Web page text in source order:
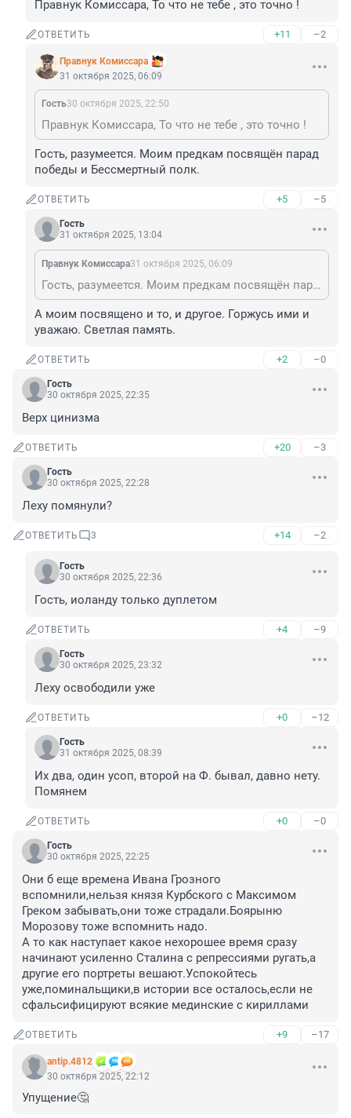
Правнук Комиссара, То что не тебе , это точно !
ОТВЕТИТЬ +11 –2
Правнук Комиссара
31 октября 2025, 06:09
Гость30 октября 2025, 22:50
Правнук Комиссара, То что не тебе , это точно !
Гость, разумеется. Моим предкам посвящён парад
победы и Бессмертный полк.
ОТВЕТИТЬ +5 –5
Гость
31 октября 2025, 13:04
Правнук Комиссара31 октября 2025, 06:09
Гость, разумеется. Моим предкам посвящён парад победы и Бессмертный полк.
А моим посвящено и то, и другое. Горжусь ими и
уважаю. Светлая память.
ОТВЕТИТЬ +2 –0
Гость
30 октября 2025, 22:35
Верх цинизма
ОТВЕТИТЬ +20 –3
Гость
30 октября 2025, 22:28
Леху помянули?
ОТВЕТИТЬ 3 +14 –2
Гость
30 октября 2025, 22:36
Гость, иоланду только дуплетом
ОТВЕТИТЬ +4 –9
Гость
30 октября 2025, 23:32
Леху освободили уже
ОТВЕТИТЬ +0 –12
Гость
31 октября 2025, 08:39
Их два, один усоп, второй на Ф. бывал, давно нету.
Помянем
ОТВЕТИТЬ +0 –0
Гость
30 октября 2025, 22:25
Они б еще времена Ивана Грозного
вспомнили,нельзя князя Курбского с Максимом
Греком забывать,они тоже страдали.Боярыню
Морозову тоже вспомнить надо.
А то как наступает какое нехорошее время сразу
начинают усиленно Сталина с репрессиями ругать,а
другие его портреты вешают.Успокойтесь
уже,поминальщики,в истории все осталось,если не
сфальсифицируют всякие мединские с кириллами
ОТВЕТИТЬ +9 –17
antip.4812
30 октября 2025, 22:12
Упущение🤔